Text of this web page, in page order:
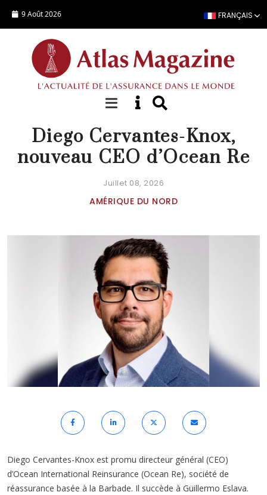
9 Août 2026 FRANÇAIS
ACTUALITÉ
Diego Cervantes-Knox,
nouveau CEO d’Ocean Re
Juillet 08, 2026
AMÉRIQUE DU NORD
Diego Cervantes-Knox est promu directeur général (CEO)
d’Ocean International Reinsurance (Ocean Re), société de
réassurance basée à la Barbade. Il succède à Guillermo Eslava.